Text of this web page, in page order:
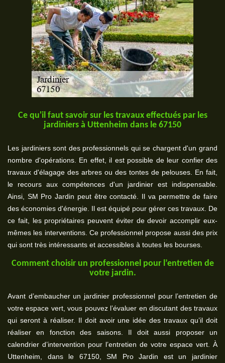
Ce qu'il faut savoir sur les travaux effectués par les
jardiniers à Uttenheim dans le 67150
Les jardiniers sont des professionnels qui se chargent d'un grand
nombre d'opérations. En effet, il est possible de leur confier des
travaux d'élagage des arbres ou des tontes de pelouses. En fait,
le recours aux compétences d'un jardinier est indispensable.
Ainsi, SM Pro Jardin peut être contacté. Il va permettre de faire
des économies d'énergie. Il est équipé pour gérer ces travaux. De
ce fait, les propriétaires peuvent éviter de devoir accomplir eux-
mêmes les interventions. Ce professionnel propose aussi des prix
qui sont très intéressants et accessibles à toutes les bourses.
Comment choisir un professionnel pour l’entretien de
votre jardin.
Avant d’embaucher un jardinier professionnel pour l’entretien de
votre espace vert, vous pouvez l’évaluer en discutant des travaux
qui seront à réaliser. Il doit avoir une idée des travaux qu’il doit
réaliser en fonction des saisons. Il doit aussi proposer un
calendrier d’intervention pour l’entretien de votre espace vert. À
Uttenheim, dans le 67150, SM Pro Jardin est un jardinier